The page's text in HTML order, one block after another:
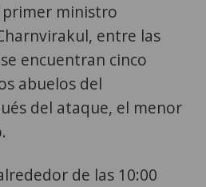
primer ministro
entre las
encuentran cinco
abuelos del
del ataque, el menor
de las 10:00